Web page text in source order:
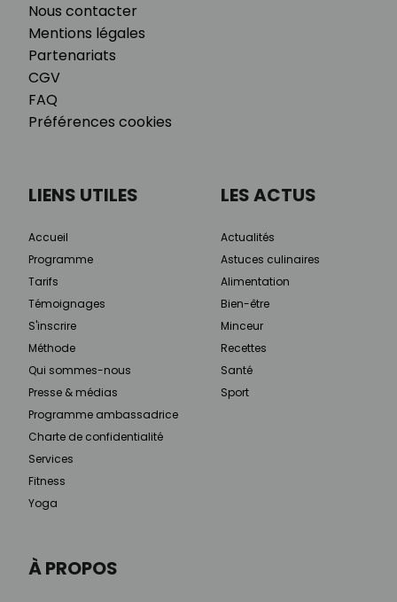
Nous contacter
Mentions légales
Partenariats
CGV
FAQ
Préférences cookies
À PROPOS
LIENS UTILES
Accueil
Programme
Tarifs
Témoignages
S'inscrire
Méthode
Qui sommes-nous
Presse & médias
Programme ambassadrice
Charte de confidentialité
Services
Fitness
Yoga
LES ACTUS
Actualités
Astuces culinaires
Alimentation
Bien-être
Minceur
Recettes
Santé
Sport